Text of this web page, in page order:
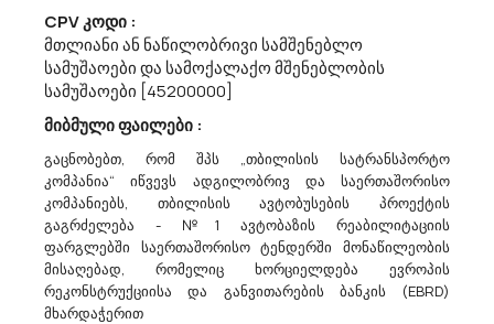
Სსიპ Ცენტრალური Შემსყიდველი Ორგანო Აცხადებს Ბაზრის Კვლევას
50343000 - ვიდეოაპარატურის შეკეთება და ტექნიკური მომსახურება.
გაცნობებთ, რომ ვიდეოსათვალთვალო კამერების მოვლა-
პატრონობის მომსახურების სახელმწიფო შესყიდვის მიზნით, სსიპ
ცენტრალური შემსყიდველი ორგანო გეგმავს
კონსოლიდირებული ტენდერის გამოცხადებას. შესყიდვის
ობიექტია ორი ტიპის ვიდეო-სათვალთვალო კამერების...
CPV კოდი :
მთლიანი ან ნაწილობრივი სამშენებლო
სამუშაოები და სამოქალაქო მშენებლობის
სამუშაოები [45200000]
მიბმული ფაილები :
გაცნობებთ, რომ შპს „თბილისის სატრანსპორტო
კომპანია“ იწვევს ადგილობრივ და საერთაშორისო
კომპანიებს, თბილისის ავტობუსების პროექტის
გაგრძელება - №1 ავტობაზის რეაბილიტაციის
ფარგლებში საერთაშორისო ტენდერში მონაწილეობის
მისაღებად, რომელიც ხორციელდება ევროპის
რეკონსტრუქციისა და განვითარების ბანკის (EBRD)
მხარდაჭერით